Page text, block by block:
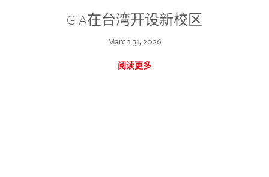
GIA在台湾开设新校区
March 31, 2026
阅读更多